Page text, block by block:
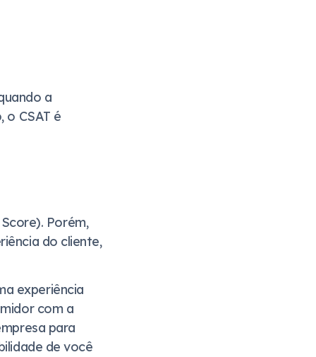
a
o CSAT é
Porém,
do cliente,
experiência
com a
para
de você